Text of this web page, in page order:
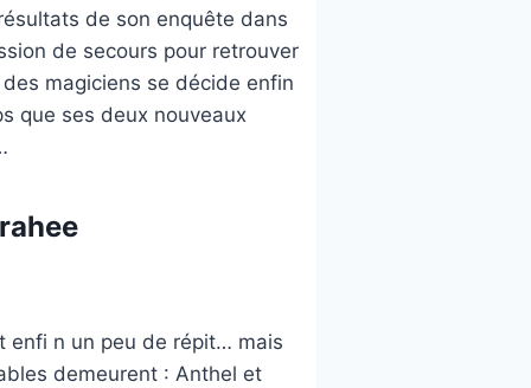
de son enquête dans
de secours pour retrouver
des magiciens se décide enfin
que ses deux nouveaux
enfi n un peu de répit… mais
demeurent : Anthel et